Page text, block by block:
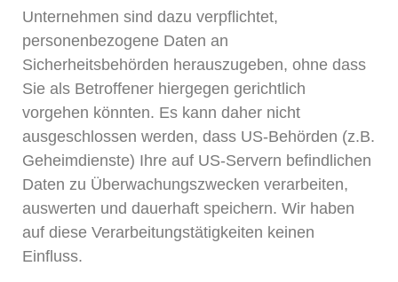
Unternehmen sind dazu verpflichtet,
personenbezogene Daten an
Sicherheitsbehörden herauszugeben, ohne dass
Sie als Betroffener hiergegen gerichtlich
vorgehen könnten. Es kann daher nicht
ausgeschlossen werden, dass US-Behörden (z.B.
Geheimdienste) Ihre auf US-Servern befindlichen
Daten zu Überwachungszwecken verarbeiten,
auswerten und dauerhaft speichern. Wir haben
auf diese Verarbeitungstätigkeiten keinen
Einfluss.